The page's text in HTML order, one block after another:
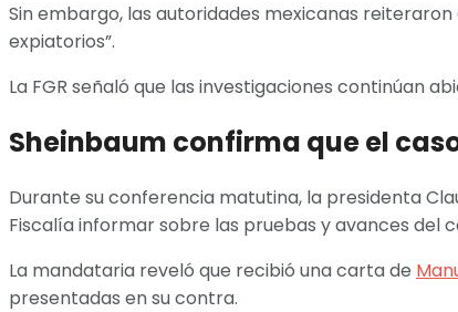
Sin embargo, las autoridades mexicanas
expiatorios”.
La FGR señaló que las investigaciones continúan
Sheinbaum confirma que el
Durante su conferencia matutina, la presidenta
Fiscalía informar sobre las pruebas y avances del
La mandataria reveló que recibió una carta de
presentadas en su contra.